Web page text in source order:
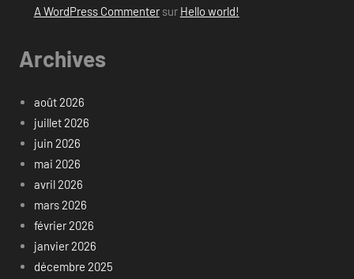
A WordPress Commentersur Hello world!
Archives
août 2026
juillet 2026
juin 2026
mai 2026
avril 2026
mars 2026
février 2026
janvier 2026
décembre 2025